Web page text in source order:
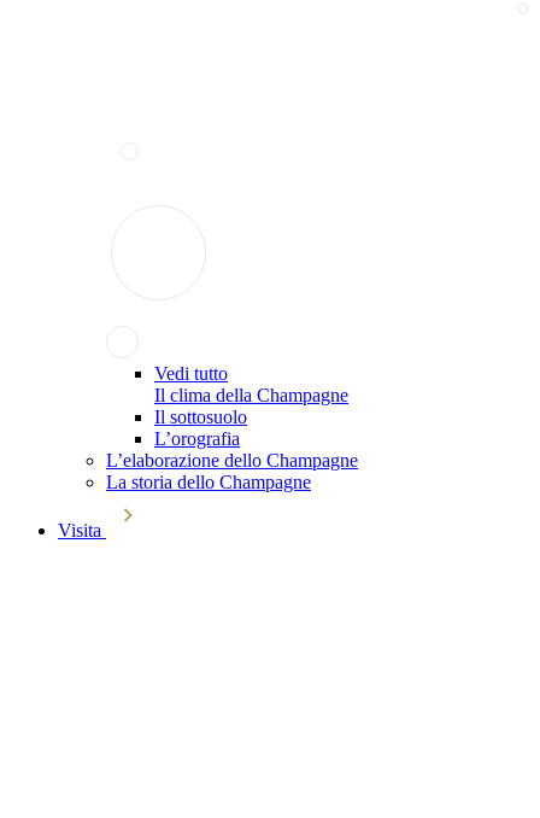
Vedi tutto
Il clima della Champagne
Il sottosuolo
L’orografia
L’elaborazione dello Champagne
La storia dello Champagne
Visita